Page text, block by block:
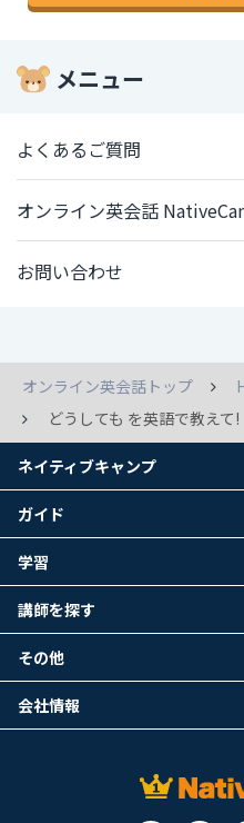
メニュー
よくあるご質問
オンライン英会話
お問い合わせ
オンライン英会話トップ
どうしても を英語で教えて!
ネイティブキャンプ
ガイド
学習
講師を探す
その他
会社情報